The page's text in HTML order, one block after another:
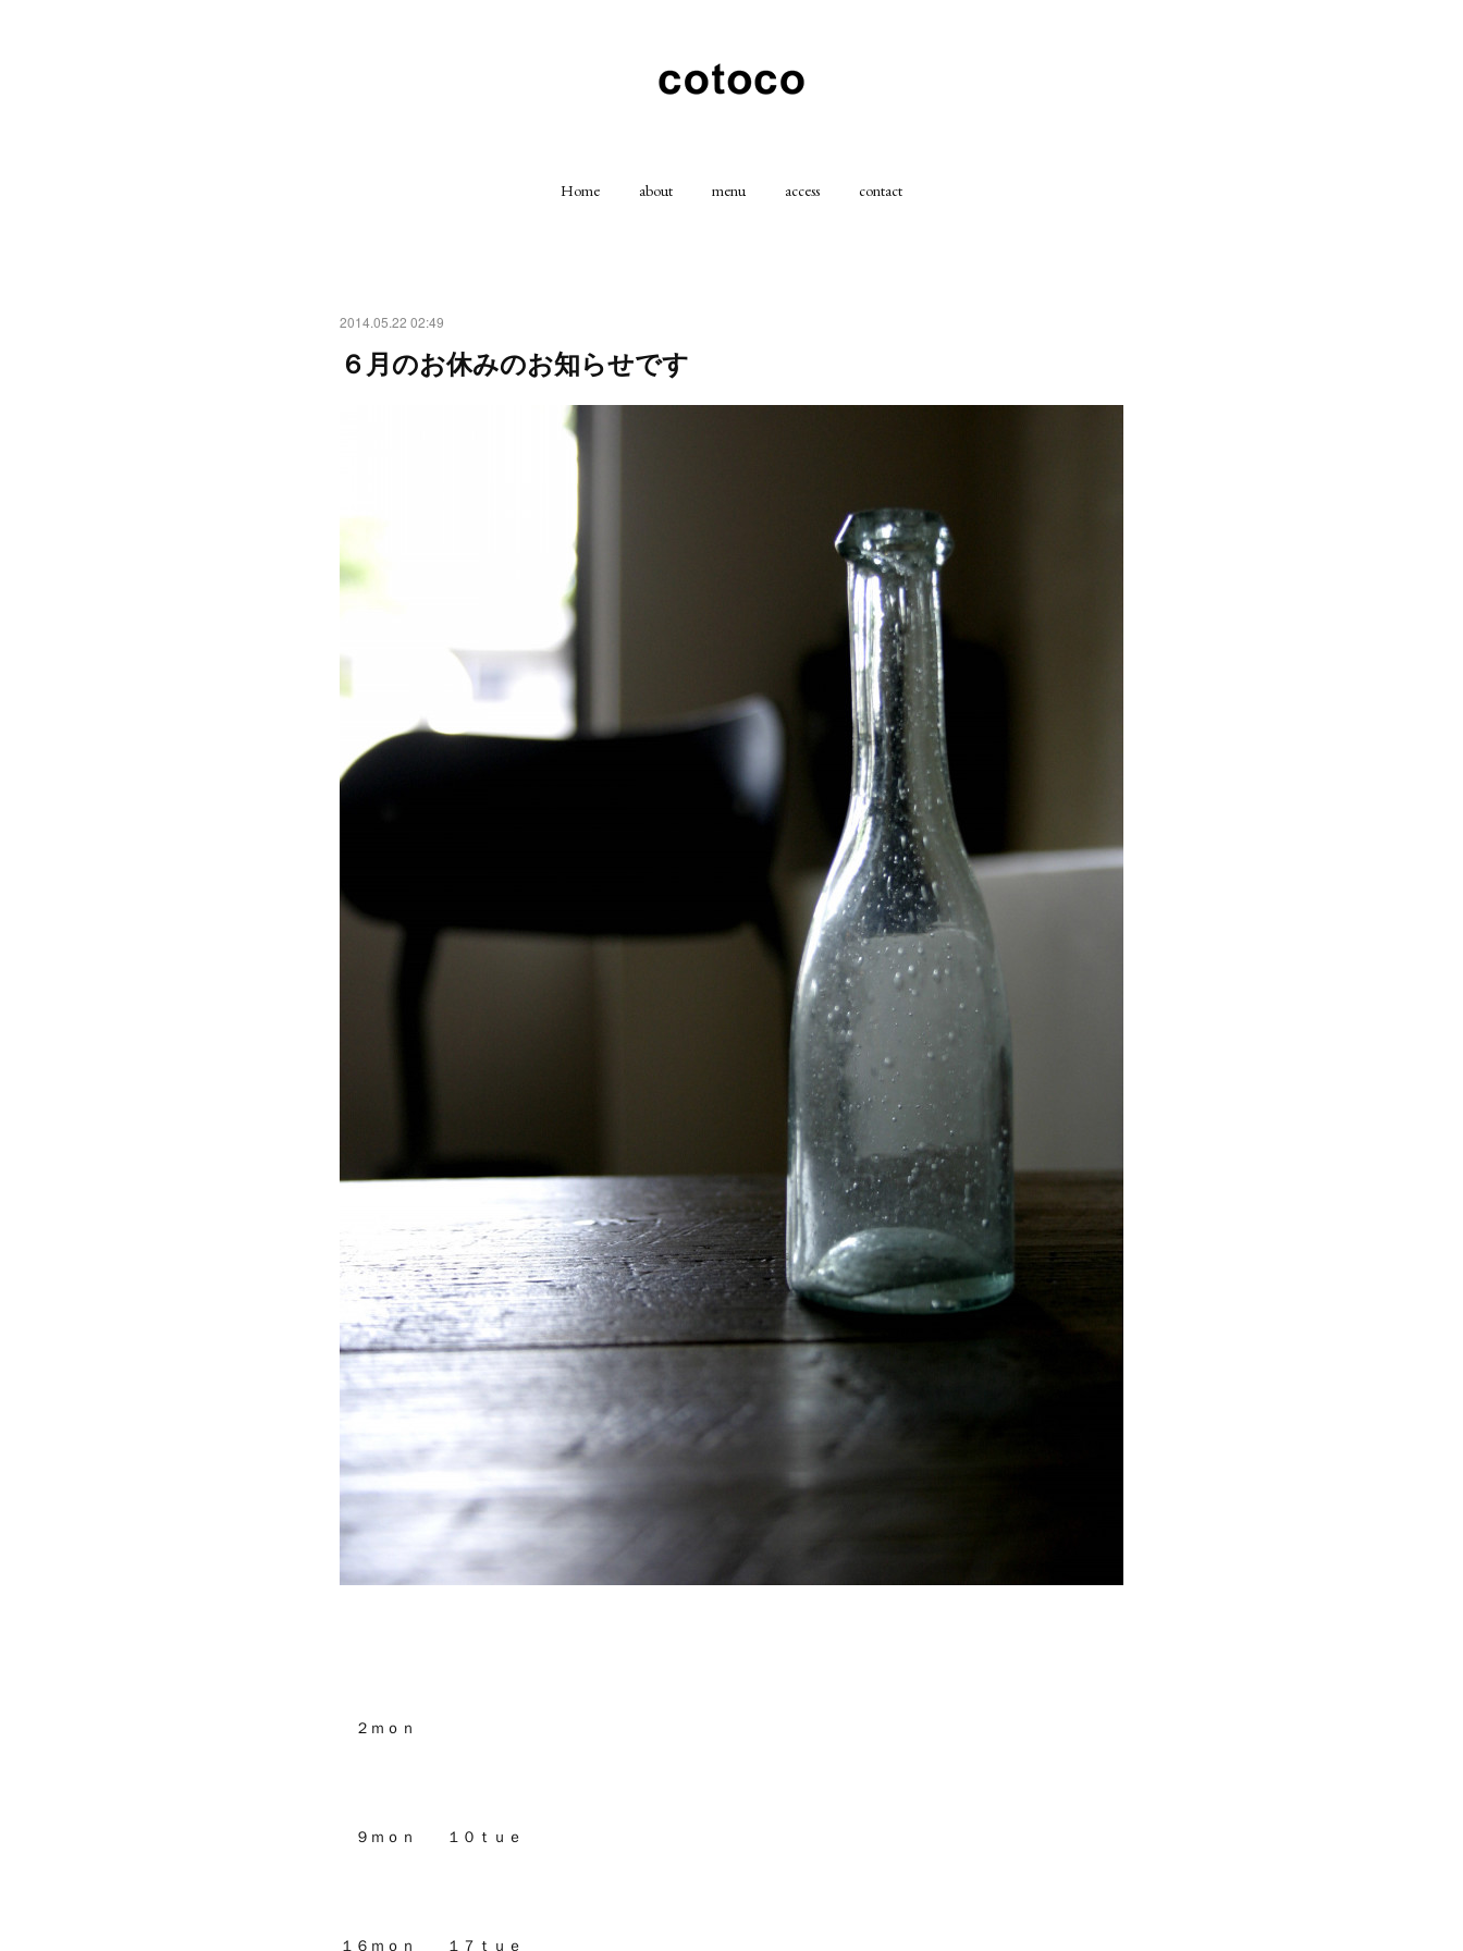
Home about menu access contact
2014.05.22 02:49
６月のお休みのお知らせです
２ｍｏｎ
９ｍｏｎ １０ｔｕｅ
１６ｍｏｎ １７ｔｕｅ